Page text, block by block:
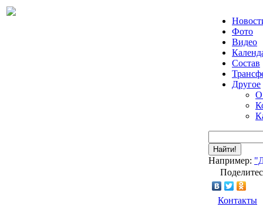
Фото
Видео
Состав
Другое
О
Найти!
Например:
Контакты